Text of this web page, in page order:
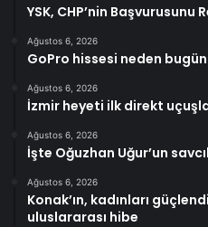
YSK, CHP’nin Başvurusunu
Ağustos 6, 2026
GoPro hissesi neden
Ağustos 6, 2026
İzmir heyeti ilk direkt
Ağustos 6, 2026
İşte Oğuzhan Uğur’un
Ağustos 6, 2026
Konak’ın, kadınları
uluslararası hibe